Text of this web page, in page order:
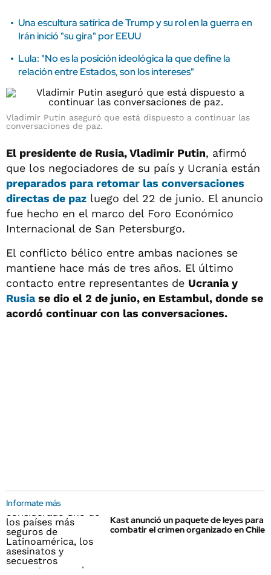
Una escultura satírica de Trump y su rol en la guerra en
Irán inició "su gira" por EEUU
Lula: "No es la posición ideológica la que define la
relación entre Estados, son los intereses"
Vladimir Putin aseguró que está dispuesto a continuar las
conversaciones de paz.
El presidente de Rusia, Vladimir Putin, afirmó
que los negociadores de su país y Ucrania están
preparados para retomar las conversaciones
directas de paz luego del 22 de junio. El anuncio
fue hecho en el marco del Foro Económico
Internacional de San Petersburgo.
El conflicto bélico entre ambas naciones se
mantiene hace más de tres años. El último
contacto entre representantes de Ucrania y
Rusiase dio el 2 de junio, en Estambul, donde se
acordó continuar con las conversaciones.
Informate más
Kast anunció un paquete de leyes para
combatir el crimen organizado en Chile